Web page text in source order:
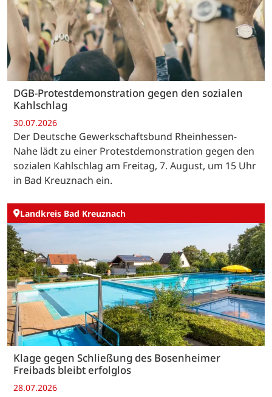
DGB-Protestdemonstration gegen den sozialen
Kahlschlag
30.07.2026
Der Deutsche Gewerkschaftsbund Rheinhessen-
Nahe lädt zu einer Protestdemonstration gegen den
sozialen Kahlschlag am Freitag, 7. August, um 15 Uhr
in Bad Kreuznach ein.
Landkreis Bad Kreuznach
Klage gegen Schließung des Bosenheimer
Freibads bleibt erfolglos
28.07.2026